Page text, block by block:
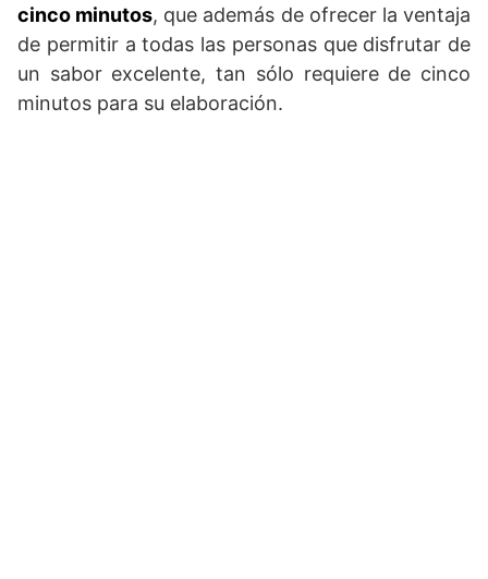
cinco minutos, que además de ofrecer la ventaja
de permitir a todas las personas que disfrutar de
un sabor excelente, tan sólo requiere de cinco
minutos para su elaboración.